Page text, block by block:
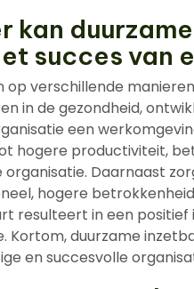
kan
succes van
op verschillende
in de gezondheid,
een
hogere productiviteit,
Daarnaast
hogere
resulteert in een
duurzame
en succesvolle